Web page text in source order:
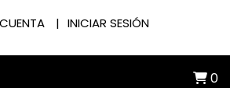
INICIAR SESIÓN
0